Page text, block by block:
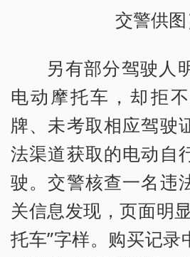
交警供图
另有部分驾驶人
电动摩托车，却拒
牌、未考取相应驾驶
法渠道获取的电动自
驶。交警核查一名违
关信息发现，页面明
托车”字样。购买记录